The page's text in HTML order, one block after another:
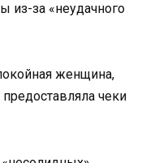
из-за «неудачного
женщина,
чеки